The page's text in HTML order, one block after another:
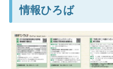
情報ひろば